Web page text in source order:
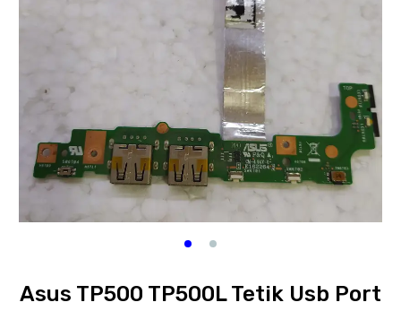
Asus TP500 TP500L Tetik Usb Port